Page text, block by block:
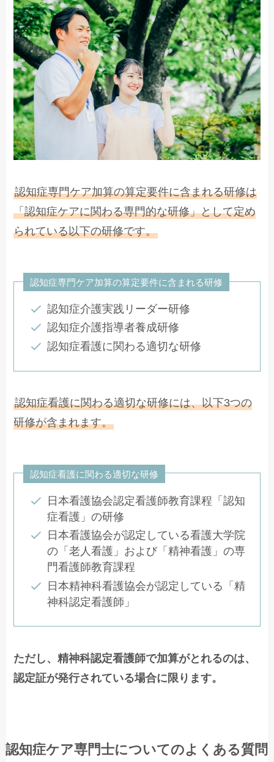
認知症専門ケア加算の算定要件に含まれる研修は
「認知症ケアに関わる専門的な研修」として定め
られている以下の研修です。
認知症専門ケア加算の算定要件に含まれる研修
認知症介護実践リーダー研修
認知症介護指導者養成研修
認知症看護に関わる適切な研修
認知症看護に関わる適切な研修には、以下3つの
研修が含まれます。
認知症看護に関わる適切な研修
日本看護協会認定看護師教育課程「認知
症看護」の研修
日本看護協会が認定している看護大学院
の「老人看護」および「精神看護」の専
門看護師教育課程
日本精神科看護協会が認定している「精
神科認定看護師」
ただし、精神科認定看護師で加算がとれるのは、
認定証が発行されている場合に限ります。
認知症ケア専門士についてのよくある質問